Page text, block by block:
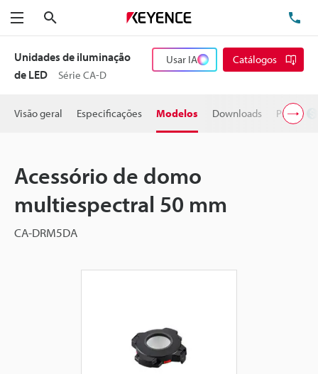
Menu
Unidades de iluminação
de LED
Série CA-D
Usar IA Catálogos
Visão geral Especificações Modelos Downloads Preço
Acessório de domo
multiespectral 50 mm
CA-DRM5DA